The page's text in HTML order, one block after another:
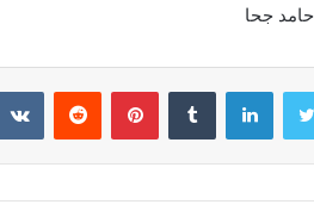
جحا
تويتر لينكدإن ‏Tumblr بينتيريست
‏Reddit